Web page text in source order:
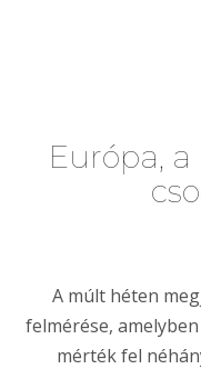
Európa,
A múlt héten
felmérése,
mérték fel